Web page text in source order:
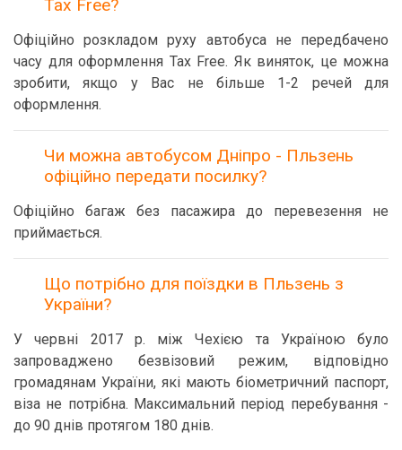
Tax Free?
Офіційно розкладом руху автобуса не передбачено
часу для оформлення Tax Free. Як виняток, це можна
зробити, якщо у Вас не більше 1-2 речей для
оформлення.
Чи можна автобусом Дніпро - Пльзень
офіційно передати посилку?
Офіційно багаж без пасажира до перевезення не
приймається.
Що потрібно для поїздки в Пльзень з
України?
У червні 2017 р. між Чехією та Україною було
запроваджено безвізовий режим, відповідно
громадянам України, які мають біометричний паспорт,
віза не потрібна. Максимальний період перебування -
до 90 днів протягом 180 днів.